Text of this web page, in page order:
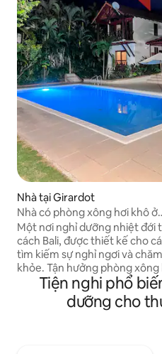
Nhà tại Girardot
Nhà có phòng xông hơi khô ở
Condominio Campestre el
Một nơi nghỉ dưỡng nhiệt đới
cách Bali, được thiết kế cho
tìm kiếm sự nghỉ ngơi và
khỏe. Tận hưởng phòng xông
gỗ, ngâm mình trong nước
riêng và vườn để tiếp đất,
một cuốn sách hoặc một
Tiện nghi phổ
dưỡng cho